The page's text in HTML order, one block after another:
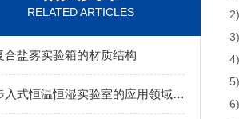
RELATED ARTICLES
合盐雾实验箱的材质结构
步入式恒温恒湿实验室的应用领域与行业需求分析